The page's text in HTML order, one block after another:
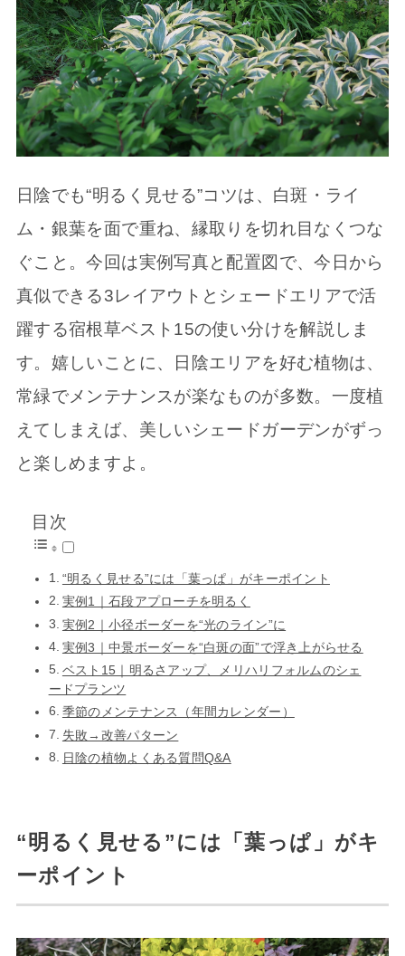
日陰でも“明るく見せる”コツは、白斑・ライ
ム・銀葉を面で重ね、縁取りを切れ目なくつな
ぐこと。今回は実例写真と配置図で、今日から
真似できる3レイアウトとシェードエリアで活
躍する宿根草ベスト15の使い分けを解説しま
す。嬉しいことに、日陰エリアを好む植物は、
常緑でメンテナンスが楽なものが多数。一度植
えてしまえば、美しいシェードガーデンがずっ
と楽しめますよ。
目次
“明るく見せる”には「葉っぱ」がキーポイント
実例1｜石段アプローチを明るく
実例2｜小径ボーダーを“光のライン”に
実例3｜中景ボーダーを“白斑の面”で浮き上がらせる
ベスト15｜明るさアップ、メリハリフォルムのシェ
ードプランツ
季節のメンテナンス（年間カレンダー）
失敗→改善パターン
日陰の植物よくある質問Q&A
“明るく見せる”には「葉っぱ」がキ
ーポイント